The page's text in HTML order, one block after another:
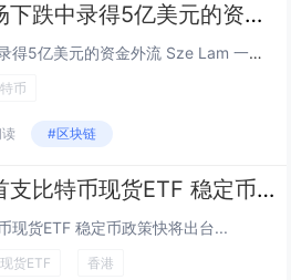
数字资产基金在市场下跌中录得5亿美元的资金外流
数字资产基金在市场下跌中录得5亿美元的资金外流 Sze Lam 一月 30, 2024 14:00 GMT+8 |...
币
#区块链
春节后港交所或现首支比特币现货ETF 稳定币政策快将出台
现货ETF 稳定币政策快将出台...
货ETF 香港